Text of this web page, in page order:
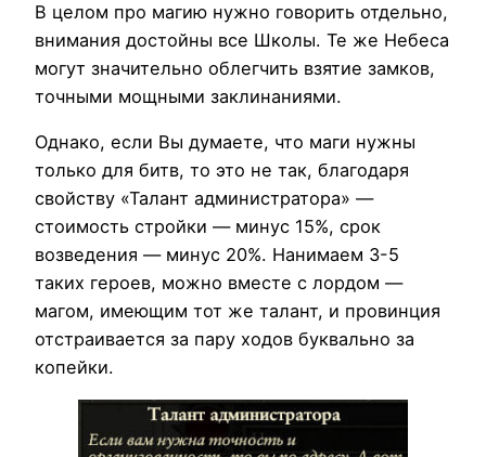
В целом про магию нужно говорить отдельно,
внимания достойны все Школы. Те же Небеса
могут значительно облегчить взятие замков,
точными мощными заклинаниями.
Однако, если Вы думаете, что маги нужны
только для битв, то это не так, благодаря
свойству «Талант администратора» —
стоимость стройки — минус 15%, срок
возведения — минус 20%. Нанимаем 3-5
таких героев, можно вместе с лордом —
магом, имеющим тот же талант, и провинция
отстраивается за пару ходов буквально за
копейки.